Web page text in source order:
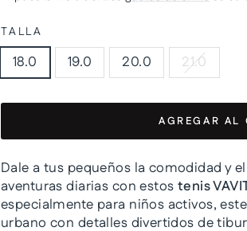
TALLA
18.0 19.0 20.0 21.0
AGREGAR AL
Dale a tus pequeños la comodidad y
aventuras diarias con estos tenis
especialmente para niños activos,
urbano con detalles divertidos de